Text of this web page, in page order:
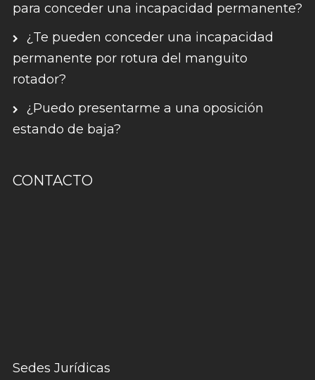
para conceder una incapacidad permanente?
¿Te pueden conceder una incapacidad
permanente por rotura del manguito
rotador?
¿Puedo presentarme a una oposición
estando de baja?
CONTACTO
Sedes Jurídicas